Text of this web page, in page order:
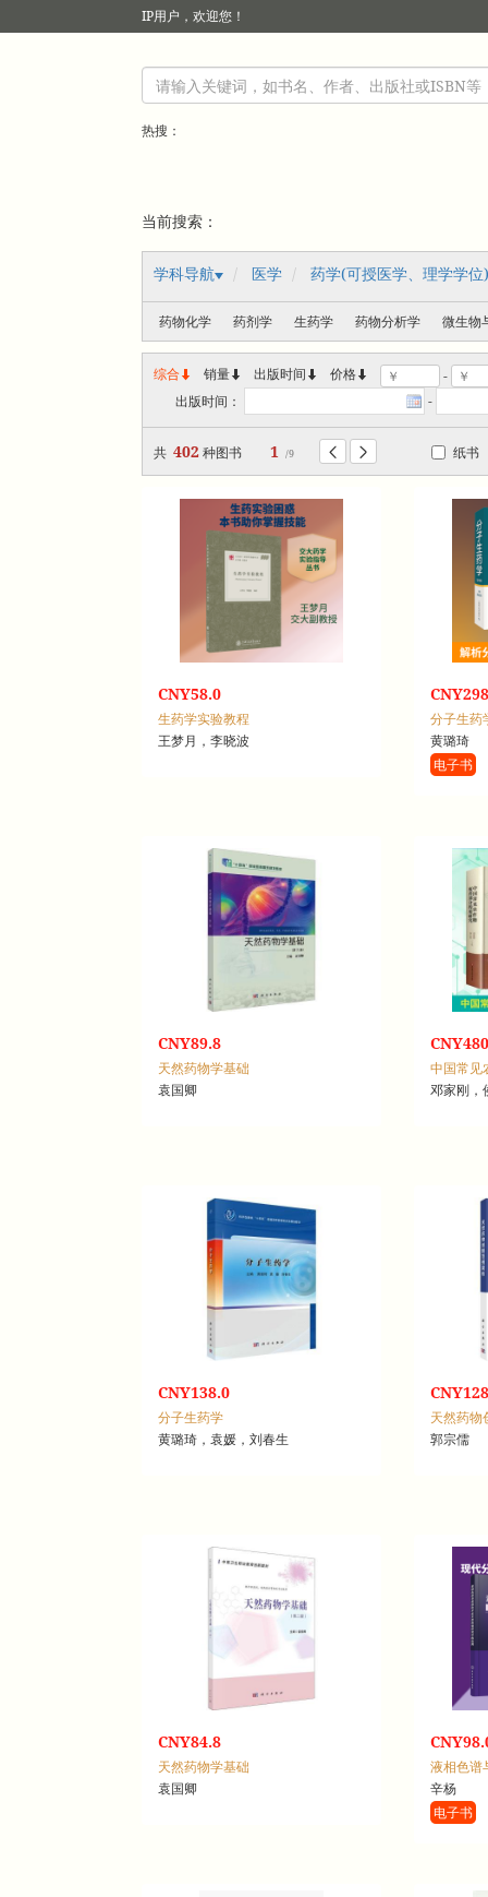
IP用户，欢迎您！
热搜：
当前搜索：
学科导航 医学 药学(可授医学、理学学位)
药物化学 药剂学 生药学 药物分析学 微生物
综合 销量 出版时间  价格
-
出版时间：
-
共 402种图书 1 /9   纸书
CNY58.0
生药学实验教程
王梦月，李晓波
分子生药
黄璐琦
电子书
CNY89.8
天然药物学基础
袁国卿
中国常见
邓家刚，
CNY138.0
分子生药学
黄璐琦，袁媛，刘春生
天然药物
郭宗儒
CNY84.8
天然药物学基础
袁国卿
辛杨
电子书